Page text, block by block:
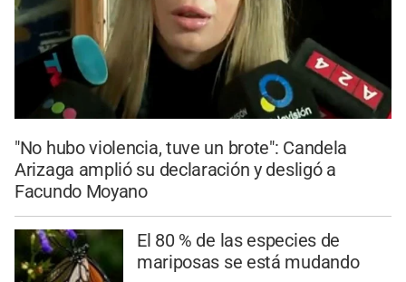
"No hubo violencia, tuve un brote": Candela
Arizaga amplió su declaración y desligó a
Facundo Moyano
El 80 % de las especies de
mariposas se está mudando